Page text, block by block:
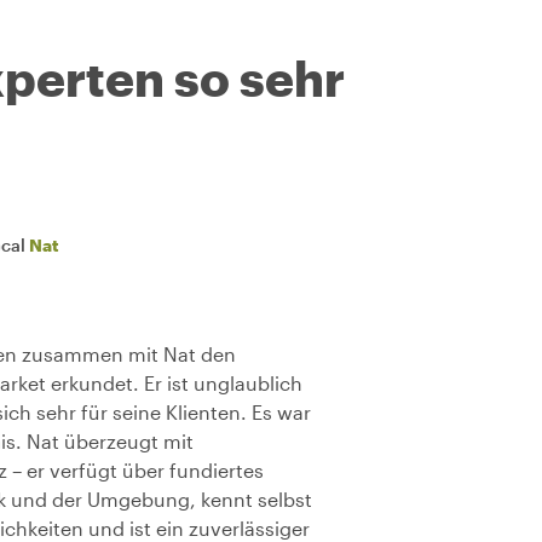
so sehr
Nat
zusammen mit Nat den
erkundet. Er ist unglaublich
sehr für seine Klienten. Es war
Nat überzeugt mit
– er verfügt über fundiertes
und der Umgebung, kennt selbst
und ist ein zuverlässiger